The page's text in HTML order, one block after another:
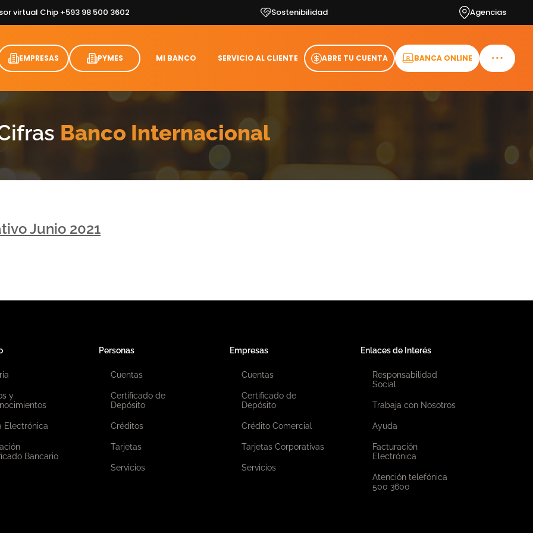
virtual Chip +593 98 500 3602 Sostenibilidad Agencias
EMPRESAS PYMES MI BANCO SERVICIO AL CLIENTE ABRE TU CUENTA BANCA ONLINE
Banco Internacional
Junio 2021
y
Electrónica
Bancario
Personas
Cuentas
Certificado de
Depósito
Créditos
Tarjetas
Servicios
Empresas
Cuentas
Certificado de
Depósito
Crédito Comercial
Tarjetas Corporativas
Servicios
Enlaces de Interés
Responsabilidad
Social
Trabaja con Nosotros
Ayuda
Facturación
Electrónica
Atención telefónica
500 3600